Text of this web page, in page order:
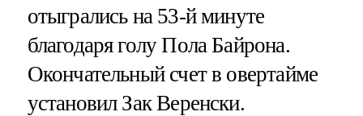
отыгрались на 53-й минуте
благодаря голу Пола Байрона.
Окончательный счет в овертайме
установил Зак Веренски.